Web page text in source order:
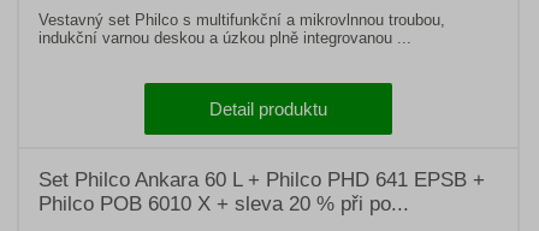
Vestavný set Philco s multifunkční a mikrovlnnou troubou,
indukční varnou deskou a úzkou plně integrovanou ...
Detail produktu
Set Philco Ankara 60 L + Philco PHD 641 EPSB +
Philco POB 6010 X + sleva 20 % při po...